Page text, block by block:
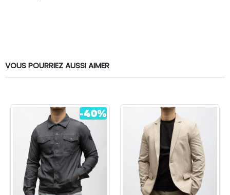
VOUS POURRIEZ AUSSI AIMER